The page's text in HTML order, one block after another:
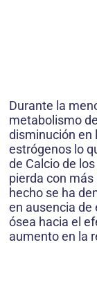
Durante la
metabolismo
disminución en
estrógenos lo
de Calcio de
pierda con
hecho se ha
en ausencia
ósea hacia el
aumento en la